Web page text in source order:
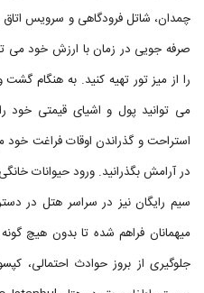
چمدان، شاتل فرودگاهی و سرویس اتاق
صرفه جویی در زمان با ارزش خود می
را از میز تور تهیه کنید. به هنگام
می توانید پول و اشیای قیمتی خود
استراحت و گذراندن اوقات فراغت خود
در آرامش بگذرانید. ورود حیوانات
سیم رایگان نیز در سراسر هتل در
میهمانان فراهم شده تا بدون هیچ
جلوگیری از بروز حوادث احتمالی،